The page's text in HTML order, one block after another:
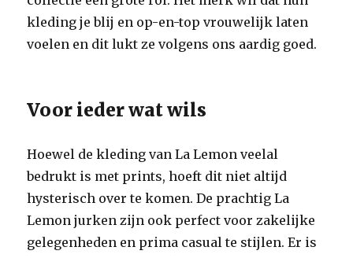
kleding je blij en op-en-top vrouwelijk laten
voelen en dit lukt ze volgens ons aardig goed.
Voor ieder wat wils
Hoewel de kleding van La Lemon veelal
bedrukt is met prints, hoeft dit niet altijd
hysterisch over te komen. De prachtig La
Lemon jurken zijn ook perfect voor zakelijke
gelegenheden en prima casual te stijlen. Er is